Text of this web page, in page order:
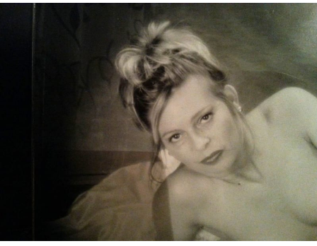
Sledujte prima+